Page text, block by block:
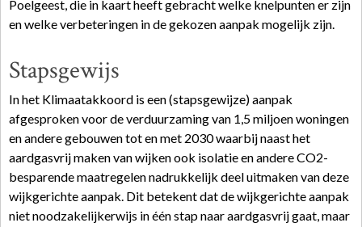
Poelgeest, die in kaart heeft gebracht welke knelpunten er zijn
en welke verbeteringen in de gekozen aanpak mogelijk zijn.
Stapsgewijs
In het Klimaatakkoord is een (stapsgewijze) aanpak
afgesproken voor de verduurzaming van 1,5 miljoen woningen
en andere gebouwen tot en met 2030 waarbij naast het
aardgasvrij maken van wijken ook isolatie en andere CO2-
besparende maatregelen nadrukkelijk deel uitmaken van deze
wijkgerichte aanpak. Dit betekent dat de wijkgerichte aanpak
niet noodzakelijkerwijs in één stap naar aardgasvrij gaat, maar